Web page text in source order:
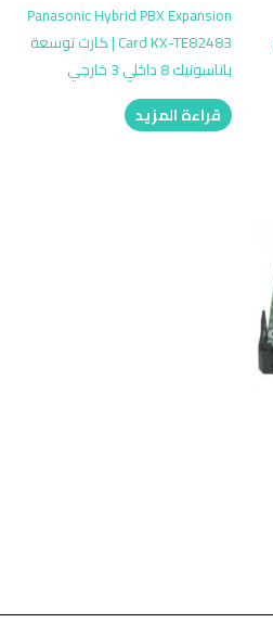
Panasonic Hybrid PBX Expansion
Card KX-TE82483 | كارت توسعة
باناسونيك 8 داخلي 3 خارجي
قراءة المزيد